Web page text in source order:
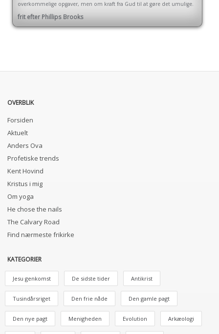
overkommelige opgaver, men om kraft fra Gud til at gøre det umulige.
frit efter Phillips Brooks
OVERBLIK
Forsiden
Aktuelt
Anders Ova
Profetiske trends
Kent Hovind
Kristus i mig
Om yoga
He chose the nails
The Calvary Road
Find nærmeste frikirke
KATEGORIER
Jesu genkomst De sidste tider Antikrist
Tusindårsriget Den frie nåde Den gamle pagt
Den nye pagt Menigheden Evolution Arkæologi